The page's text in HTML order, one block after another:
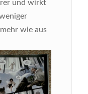
und wirkt
wie aus